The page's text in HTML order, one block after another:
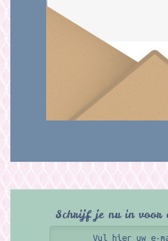
Schrijf je nu in voor